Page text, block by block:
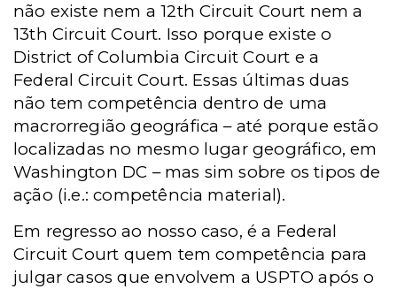
não existe nem a 12th Circuit Court nem a
13th Circuit Court. Isso porque existe o
District of Columbia Circuit Court e a
Federal Circuit Court. Essas últimas duas
não tem competência dentro de uma
macrorregião geográfica – até porque estão
localizadas no mesmo lugar geográfico, em
Washington DC – mas sim sobre os tipos de
ação (i.e.: competência material).
Em regresso ao nosso caso, é a Federal
Circuit Court quem tem competência para
julgar casos que envolvem a USPTO após o